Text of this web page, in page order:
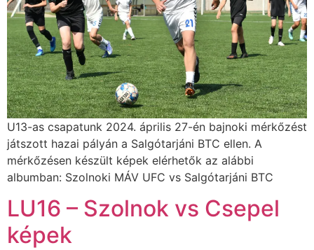
U13-as csapatunk 2024. április 27-én bajnoki mérkőzést
játszott hazai pályán a Salgótarjáni BTC ellen. A
mérkőzésen készült képek elérhetők az alábbi
albumban: Szolnoki MÁV UFC vs Salgótarjáni BTC
LU16 – Szolnok vs Csepel
képek